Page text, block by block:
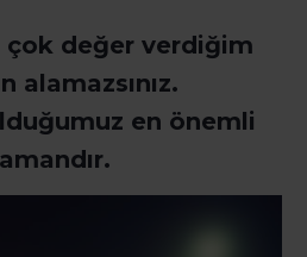
değer verdiğim
alamazsınız.
en önemli